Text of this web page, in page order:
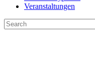
Veranstaltungen